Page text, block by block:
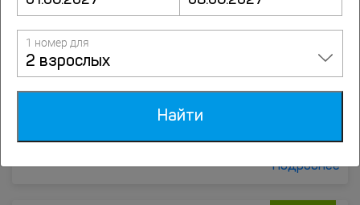
от2500руб.
Подробнее
1 номер для
2 взрослых
Найти